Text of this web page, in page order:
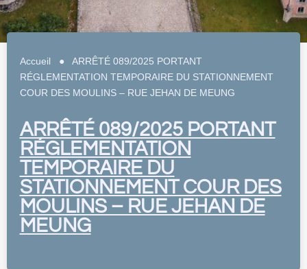
Accueil ● ARRÊTÉ 089/2025 PORTANT
RÉGLEMENTATION TEMPORAIRE DU STATIONNEMENT
COUR DES MOULINS – RUE JEHAN DE MEUNG
ARRÊTÉ 089/2025 PORTANT
RÉGLEMENTATION
TEMPORAIRE DU
STATIONNEMENT COUR DES
MOULINS – RUE JEHAN DE
MEUNG